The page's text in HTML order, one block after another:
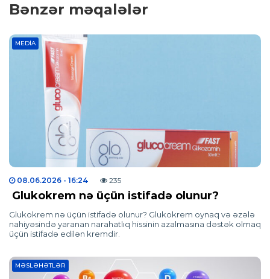
Bənzər məqalələr
MEDIA
08.06.2026 - 16:24 235
Glukokrem nə üçün istifadə olunur?
Glukokrem nə üçün istifadə olunur? Glukokrem oynaq və əzələ
nahiyəsində yaranan narahatlıq hissinin azalmasına dəstək olmaq
üçün istifadə edilən kremdir.
MƏSLƏHƏTLƏR